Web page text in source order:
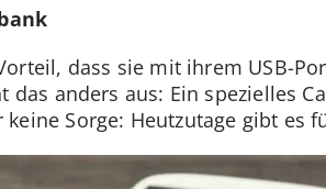
dass sie mit ihrem USB-
das anders aus: Ein spezielles
Sorge: Heutzutage gibt es